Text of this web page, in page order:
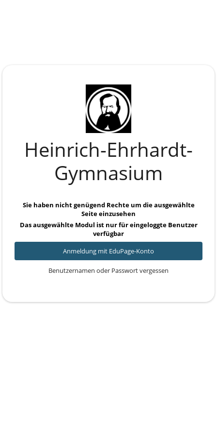
Heinrich-Ehrhardt-
Gymnasium
Anmelden
Sie haben nicht genügend Rechte um die ausgewählte
Seite einzusehen
Das ausgewählte Modul ist nur für eingeloggte Benutzer
verfügbar
Anmeldung mit EduPage-Konto
Benutzernamen oder Passwort vergessen